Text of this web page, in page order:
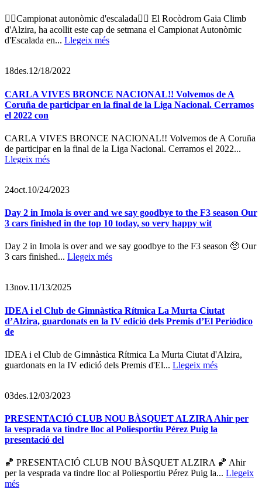
🧗‍♀️Campionat autonòmic d'escalada🧗‍♂️ El Rocòdrom Gaia Climb
d'Alzira, ha acollit este cap de setmana el Campionat Autonòmic
d'Escalada en... Llegeix més
18des.12/18/2022
CARLA VIVES BRONCE NACIONAL!! Volvemos de A
Coruña de participar en la final de la Liga Nacional. Cerramos
el 2022 con
CARLA VIVES BRONCE NACIONAL!! Volvemos de A Coruña
de participar en la final de la Liga Nacional. Cerramos el 2022...
Llegeix més
24oct.10/24/2023
Day 2 in Imola is over and we say goodbye to the F3 season Our
3 cars finished in the top 10 today, so very happy wit
Day 2 in Imola is over and we say goodbye to the F3 season 🥺 Our
3 cars finished... Llegeix més
13nov.11/13/2025
IDEA i el Club de Gimnàstica Rítmica La Murta Ciutat
d’Alzira, guardonats en la IV edició dels Premis d’El Periódico
de
IDEA i el Club de Gimnàstica Rítmica La Murta Ciutat d'Alzira,
guardonats en la IV edició dels Premis d'El... Llegeix més
03des.12/03/2023
PRESENTACIÓ CLUB NOU BÀSQUET ALZIRA Ahir per
la vesprada va tindre lloc al Poliesportiu Pérez Puig la
presentació del
🏀 PRESENTACIÓ CLUB NOU BÀSQUET ALZIRA 🏀 Ahir
per la vesprada va tindre lloc al Poliesportiu Pérez Puig la... Llegeix
més